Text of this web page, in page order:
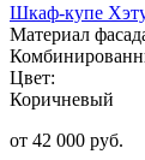
Шкаф-купе
Материал
Цвет:
Коричневый
от 42 000 руб.